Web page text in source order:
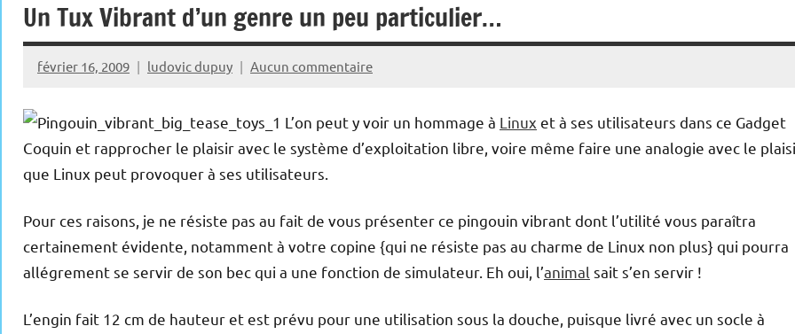
Un Tux Vibrant d’un genre un peu particulier…
février 16, 2009 ludovic dupuy Aucun commentaire
L’on peut y voir un hommage à Linux et à ses utilisateurs dans ce Gadget
Coquin et rapprocher le plaisir avec le système d’exploitation libre, voire même faire une analogie avec le
que Linux peut provoquer à ses utilisateurs.
Pour ces raisons, je ne résiste pas au fait de vous présenter ce pingouin vibrant dont l’utilité vous paraîtra
certainement évidente, notamment à votre copine {qui ne résiste pas au charme de Linux non plus} qui pourra
allégrement se servir de son bec qui a une fonction de simulateur. Eh oui, l’animal sait s’en servir !
L’engin fait 12 cm de hauteur et est prévu pour une utilisation sous la douche, puisque livré avec un socle à